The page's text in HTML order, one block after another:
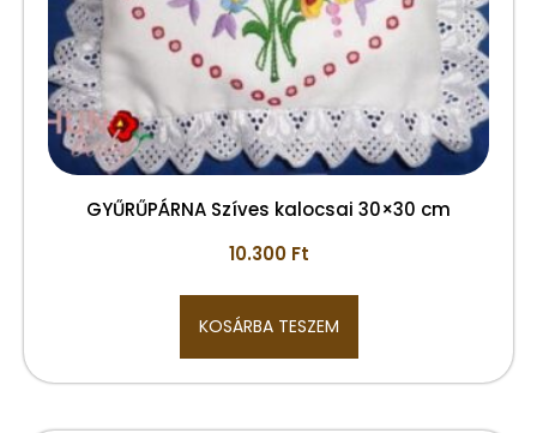
GYŰRŰPÁRNA Szíves kalocsai 30×30 cm
10.300 Ft
KOSÁRBA TESZEM